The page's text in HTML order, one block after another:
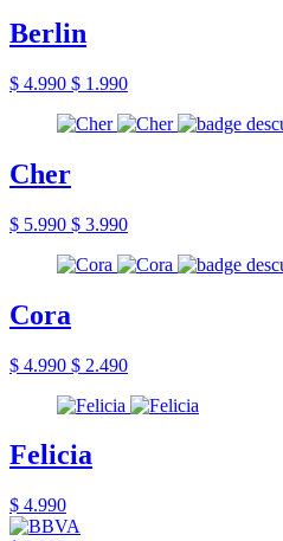
Berlin
$ 4.990 $ 1.990
Cher
$ 5.990 $ 3.990
Cora
$ 4.990 $ 2.490
Felicia
$ 4.990